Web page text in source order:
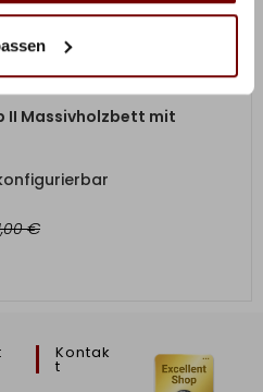
PRODUKT
II Massivholzbett mit
€
Kontak
T